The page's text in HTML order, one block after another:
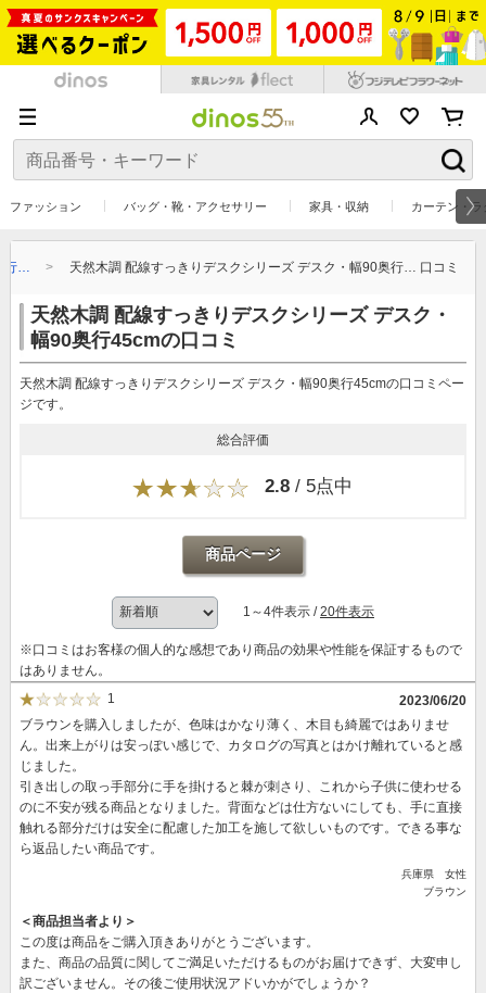
ファッション バッグ・靴・アクセサリー 家具・収納 カーテン・
行… 天然木調 配線すっきりデスクシリーズ デスク・幅90奥行… 口コミ
天然木調 配線すっきりデスクシリーズ デスク・
幅90奥行45cmの口コミ
天然木調 配線すっきりデスクシリーズ デスク・幅90奥行45cmの口コミペー
ジです。
総合評価
2.8 / 5点中
商品ページ
1～4件表示 /20件表示
※口コミはお客様の個人的な感想であり商品の効果や性能を保証するもので
はありません。
1
2023/06/20
ブラウンを購入しましたが、色味はかなり薄く、木目も綺麗ではありませ
ん。出来上がりは安っぽい感じで、カタログの写真とはかけ離れていると感
じました。
引き出しの取っ手部分に手を掛けると棘が刺さり、これから子供に使わせる
のに不安が残る商品となりました。背面などは仕方ないにしても、手に直接
触れる部分だけは安全に配慮した加工を施して欲しいものです。できる事な
ら返品したい商品です。
兵庫県 女性
ブラウン
＜商品担当者より＞
この度は商品をご購入頂きありがとうございます。
また、商品の品質に関してご満足いただけるものがお届けできず、大変申し
訳ございません。その後ご使用状況アドいかがでしょうか？